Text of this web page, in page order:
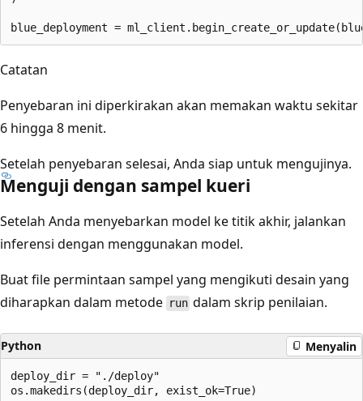
Catatan
Penyebaran ini diperkirakan akan memakan waktu sekitar
6 hingga 8 menit.
Setelah penyebaran selesai, Anda siap untuk mengujinya.
Menguji dengan sampel kueri
Setelah Anda menyebarkan model ke titik akhir, jalankan
inferensi dengan menggunakan model.
Buat file permintaan sampel yang mengikuti desain yang
diharapkan dalam metode run dalam skrip penilaian.
Python Menyalin
deploy_dir = "./deploy"